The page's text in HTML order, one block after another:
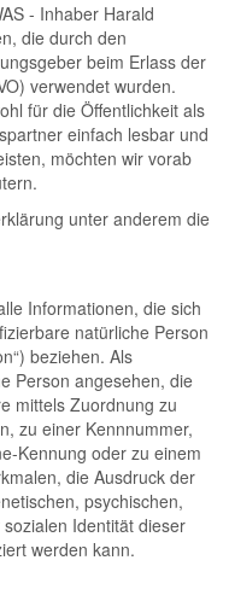
- Inhaber Harald
die durch den
beim Erlass der
verwendet wurden.
für die Öffentlichkeit als
einfach lesbar und
möchten wir vorab
unter anderem die
Informationen, die sich
natürliche Person
beziehen. Als
Person angesehen, die
mittels Zuordnung zu
zu einer Kennnummer,
Kennung oder zu einem
die Ausdruck der
psychischen,
Identität dieser
werden kann.